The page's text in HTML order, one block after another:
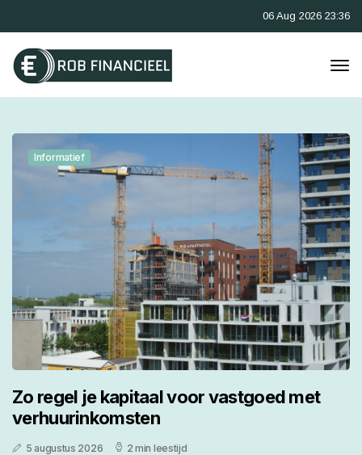
06 Aug 2026 23:36
Informatief
Zo regel je kapitaal voor vastgoed met
verhuurinkomsten
5 augustus 2026 2 min leestijd